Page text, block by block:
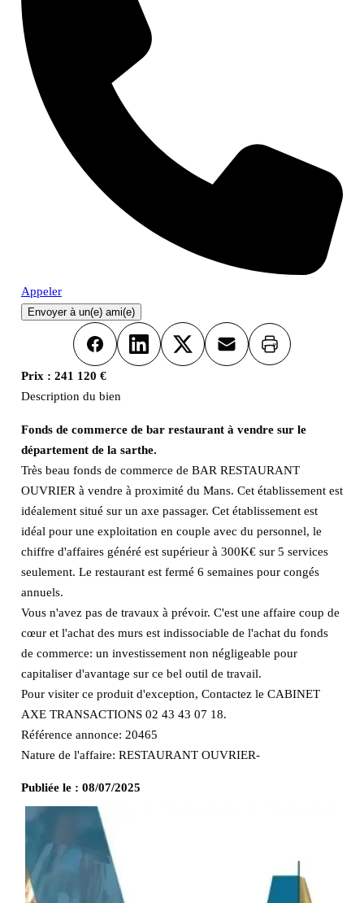
Appeler
Envoyer à un(e) ami(e)
FacebookLinkedInX Email Imprimer
Prix : 241 120 €
Description du bien
Fonds de commerce de bar restaurant à vendre sur le
département de la sarthe.
Très beau fonds de commerce de BAR RESTAURANT
OUVRIER à vendre à proximité du Mans. Cet établissement est
idéalement situé sur un axe passager. Cet établissement est
idéal pour une exploitation en couple avec du personnel, le
chiffre d'affaires généré est supérieur à 300K€ sur 5 services
seulement. Le restaurant est fermé 6 semaines pour congés
annuels.
Vous n'avez pas de travaux à prévoir. C'est une affaire coup de
cœur et l'achat des murs est indissociable de l'achat du fonds
de commerce: un investissement non négligeable pour
capitaliser d'avantage sur ce bel outil de travail.
Pour visiter ce produit d'exception, Contactez le CABINET
AXE TRANSACTIONS 02 43 43 07 18.
Référence annonce: 20465
Nature de l'affaire: RESTAURANT OUVRIER-
Publiée le : 08/07/2025